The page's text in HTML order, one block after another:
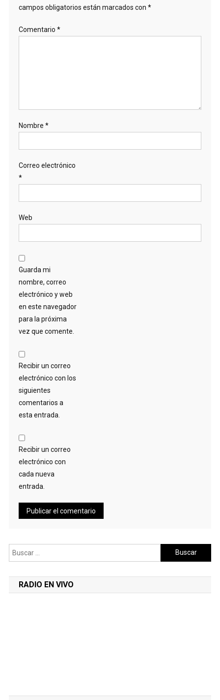
campos obligatorios están marcados con *
Comentario *
Nombre *
Correo electrónico
*
Web
Guarda mi
nombre, correo
electrónico y web
en este navegador
para la próxima
vez que comente.
Recibir un correo
electrónico con los
siguientes
comentarios a
esta entrada.
Recibir un correo
electrónico con
cada nueva
entrada.
Buscar:
RADIO EN VIVO